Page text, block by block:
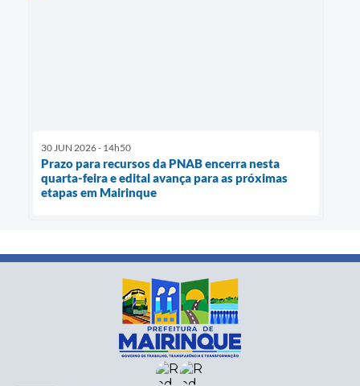
30 JUN 2026 - 14h50
Prazo para recursos da PNAB encerra nesta
quarta-feira e edital avança para as próximas
etapas em Mairinque